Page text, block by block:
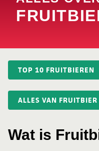
TOP 10 FRUITBIEREN
ALLES VAN FRUITBIER
Wat is